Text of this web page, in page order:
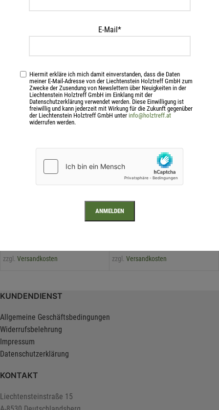
-15%
MOHIKaner zylindr. halbrund 0,5
zzgl. Versandkosten
MOHIKaner zylindr. halbrund
1,00 mlg 10 cm DM
IN DEN WARENKORB
zzgl. Versandkosten
KUNDENDIENST
Allgemeine Geschäftsbedingungen
Widerrufsbelehrung
Impressum
Datenschutzerklärung
KONTAKT
Liechtensteinstraße 15
E-Mail*
Hiermit erkläre ich mich damit einverstanden, dass die Daten
meiner E-Mail-Adresse von der Liechtenstein Holztreff GmbH zum
Zwecke der Zusendung von Newslettern über Neuigkeiten in der
Liechtenstein Holztreff GmbH im Einklang mit der
Datenschutzerklärung verwendet werden. Diese Einwilligung ist
freiwillig und kann jederzeit mit Wirkung für die Zukunft gegenüber
der Liechtenstein Holztreff GmbH unter info@holztreff.at
widerrufen werden.